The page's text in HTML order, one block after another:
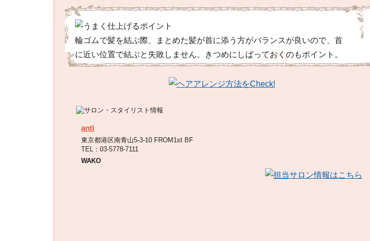
輪ゴムで髪を結ぶ際、まとめた髪が首に添う方がバランスが良いので、首
に近い位置で結ぶと失敗しません。きつめにしばっておくのもポイント。
anti
東京都港区南青山5-3-10 FROM1st BF
TEL：03-5778-7111
WAKO